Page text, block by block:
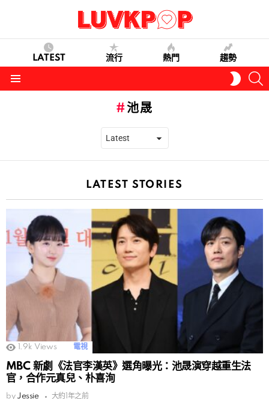
LATEST 流行 熱門 趨勢
SKIN
池晟
LATEST STORIES
1.9k Views 電視
MBC 新劇《法官李漢英》選角曝光：池晟演穿越重生法
官，合作元真兒、朴喜洵
by Jessie 大約1年之前